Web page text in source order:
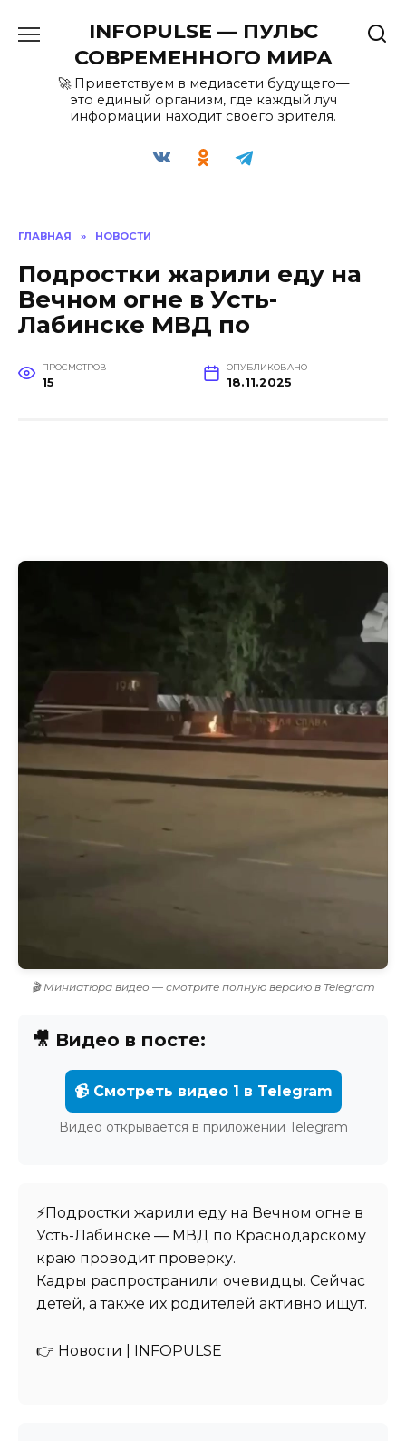
содержанию
INFOPULSE — ПУЛЬС
СОВРЕМЕННОГО МИРА
🚀 Приветствуем в медиасети будущего—
это единый организм, где каждый луч
информации находит своего зрителя.
ГЛАВНАЯ » НОВОСТИ
Подростки жарили еду на
Вечном огне в Усть-
Лабинске МВД по
ПРОСМОТРОВ
15
ОПУБЛИКОВАНО
18.11.2025
🎬 Миниатюра видео — смотрите полную версию в Telegram
🎥 Видео в посте:
📹 Смотреть видео 1 в Telegram
Видео открывается в приложении Telegram
⚡️Подростки жарили еду на Вечном огне в
Усть-Лабинске — МВД по Краснодарскому
краю проводит проверку.
Кадры распространили очевидцы. Сейчас
детей, а также их родителей активно ищут.
👉 Новости | INFOPULSE⁩